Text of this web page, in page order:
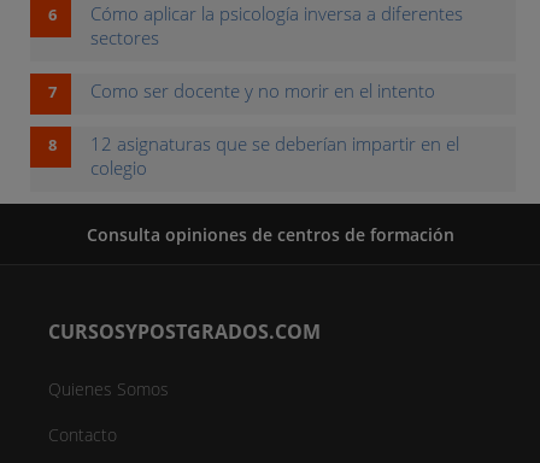
Cómo aplicar la psicología inversa a diferentes
sectores
Como ser docente y no morir en el intento
12 asignaturas que se deberían impartir en el
colegio
Consulta opiniones de centros de formación
CURSOSYPOSTGRADOS.COM
Quienes Somos
Contacto